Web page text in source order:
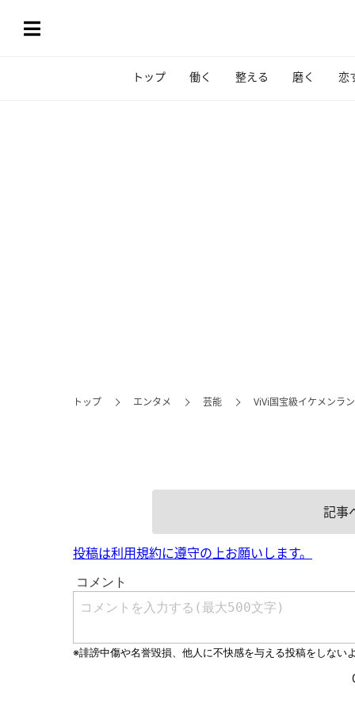
トップ 働く 整える 磨く 恋
トップ エンタメ 芸能 ViVi国宝級イケメンラ
記事
投稿は利用規約に遵守の上お願いします。